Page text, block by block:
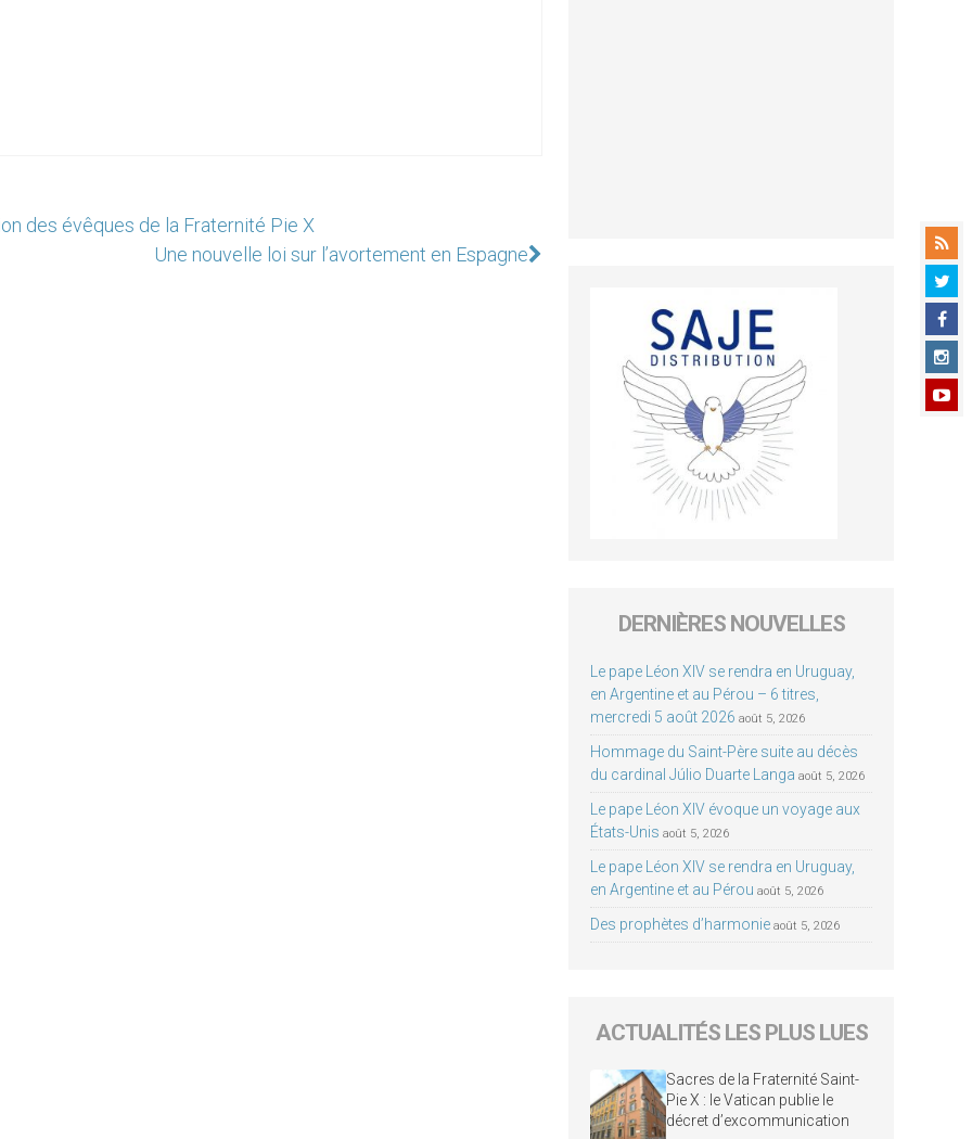
des évêques de la Fraternité Pie X
Une nouvelle loi sur l’avortement en Espagne
DERNIÈRES NOUVELLES
Le pape Léon XIV se rendra en Uruguay,
en Argentine et au Pérou – 6 titres,
mercredi 5 août 2026 août 5, 2026
Hommage du Saint-Père suite au décès
du cardinal Júlio Duarte Langa août 5, 2026
Le pape Léon XIV évoque un voyage aux
États-Unis août 5, 2026
Le pape Léon XIV se rendra en Uruguay,
en Argentine et au Pérou août 5, 2026
Des prophètes d’harmonie août 5, 2026
ACTUALITÉS LES PLUS LUES
Sacres de la Fraternité Saint-
Pie X : le Vatican publie le
décret d’excommunication